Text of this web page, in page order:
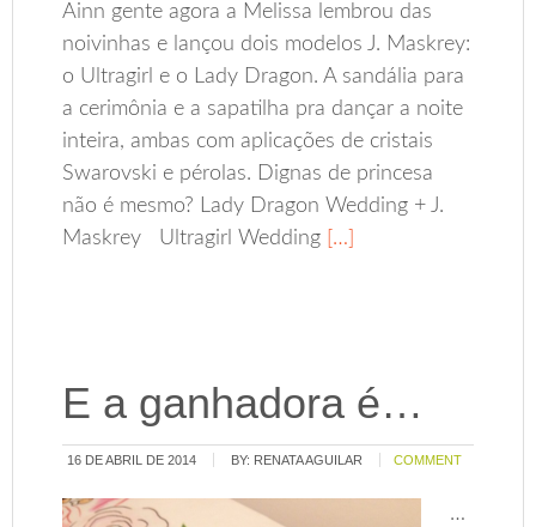
Ainn gente agora a Melissa lembrou das
noivinhas e lançou dois modelos J. Maskrey:
o Ultragirl e o Lady Dragon. A sandália para
a cerimônia e a sapatilha pra dançar a noite
inteira, ambas com aplicações de cristais
Swarovski e pérolas. Dignas de princesa
não é mesmo? Lady Dragon Wedding + J.
Maskrey Ultragirl Wedding […]
E a ganhadora é…
16 DE ABRIL DE 2014 BY: RENATA AGUILAR COMMENT
…